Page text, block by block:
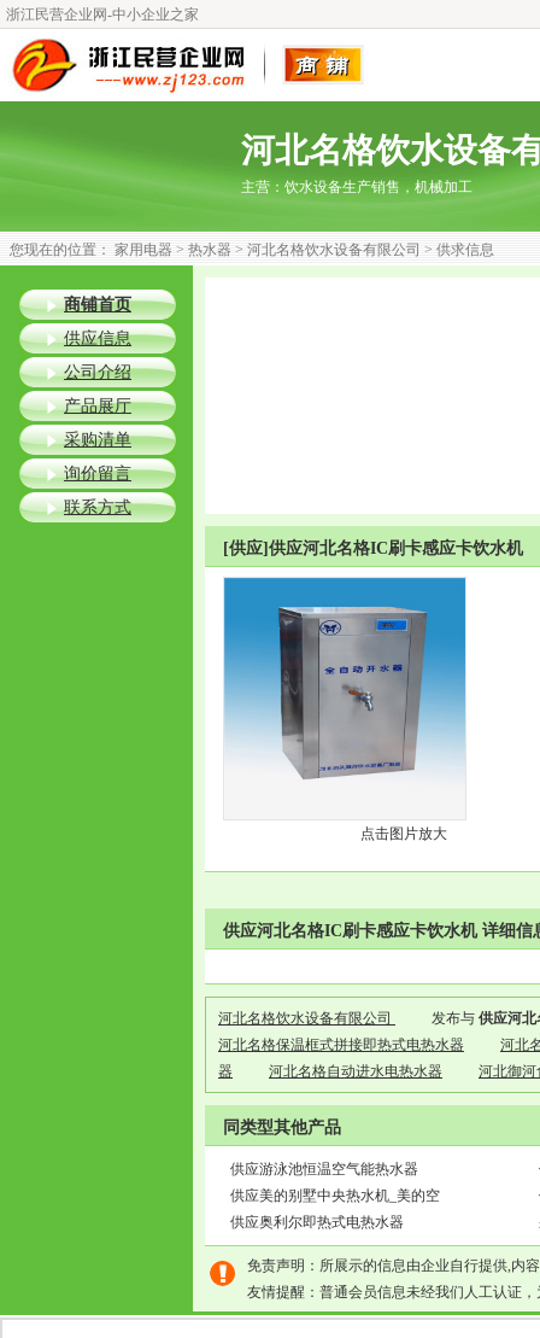
浙江民营企业网-中小企业之家
河北名格饮水设备
主营： 饮水设备生产销售，机械加工
您现在的位置： 家用电器 > 热水器 > 河北名格饮水设备有限公司 > 供求信息
[供应]供应河北名格IC刷卡感应卡饮水机
点击图片放大
供应河北名格IC刷卡感应卡饮水机 详细信
河北名格饮水设备有限公司 发布与 供应河
河北名格保温框式拼接即热式电热水器
河北
器
河北名格自动进水电热水器 河北御河
同类型其他产品
供应游泳池恒温空气能热水器
供应美的别墅中央热水机_美的空
供应奥利尔即热式电热水器
免责声明：所展示的信息由企业自行提供,内
友情提醒：普通会员信息未经我们人工认证
商铺首页
供应信息
公司介绍
产品展厅
采购清单
询价留言
联系方式